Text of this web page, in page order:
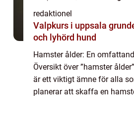
redaktionel
Valpkurs i uppsala grunden för en trygg
och lyhörd hund
Hamster ålder: En
Översikt över ”hamster
är ett viktigt ämne för alla
planerar att skaffa en